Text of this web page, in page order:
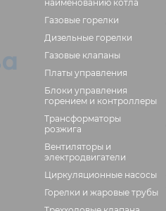
наименованию котла
Газовые горелки
Дизельные горелки
Газовые клапаны
Платы управления
Блоки управления
горением и контроллеры
Трансформаторы
розжига
Вентиляторы и
электродвигатели
Циркуляционные насосы
Горелки и жаровые трубы